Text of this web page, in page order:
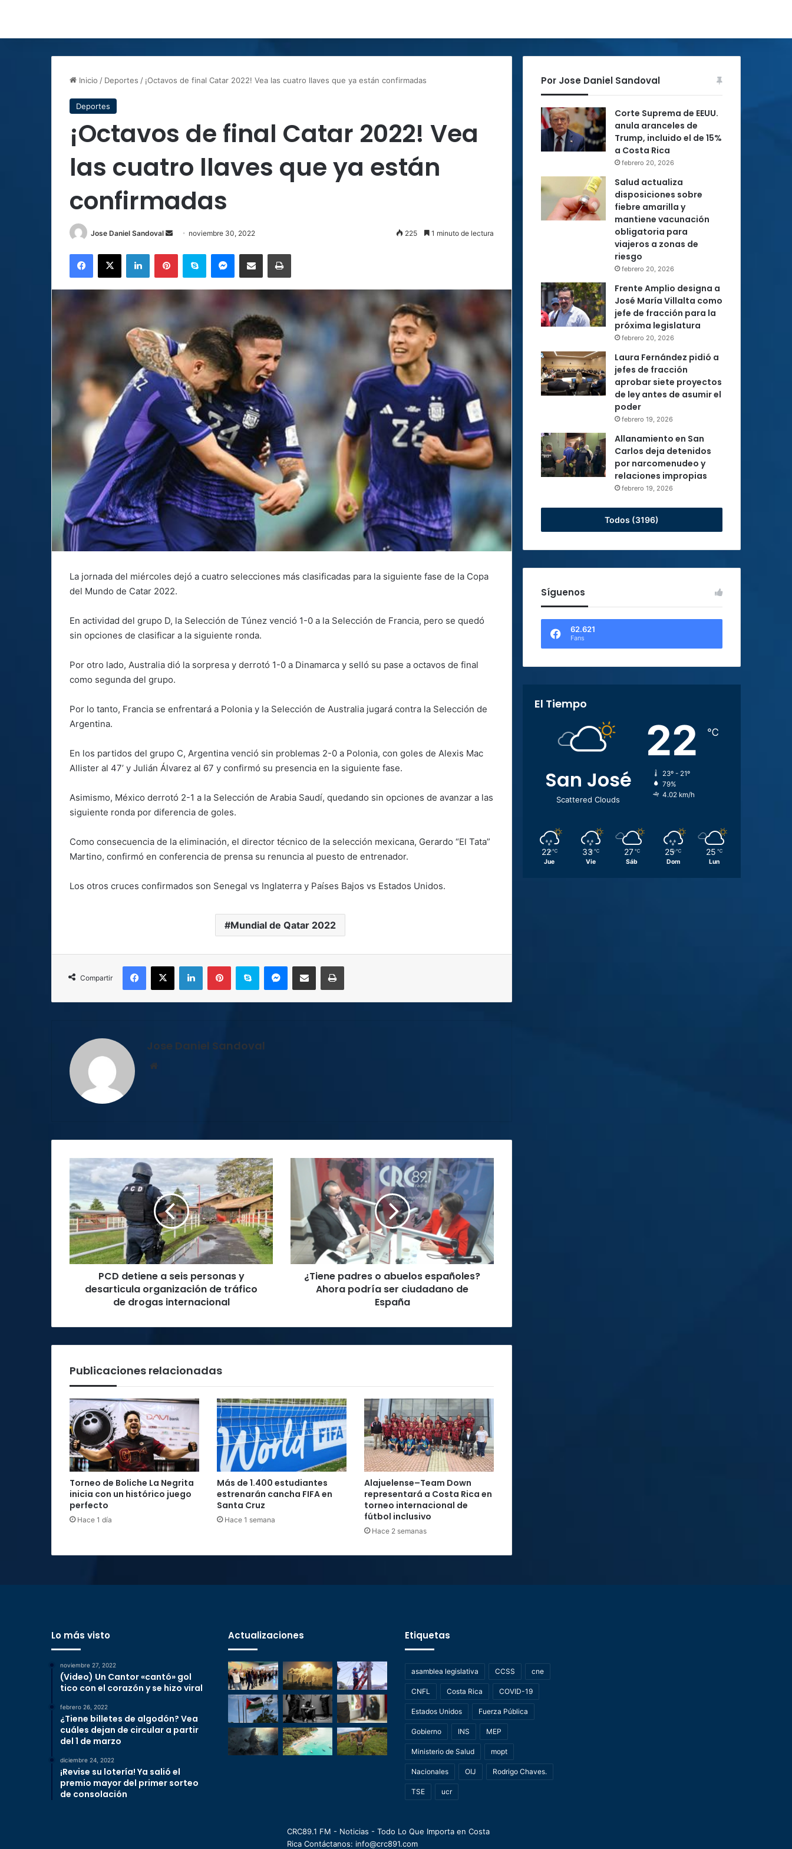
Inicio / Deportes / ¡Octavos de final Catar 2022! Vea las cuatro llaves que ya están confirmadas
Deportes
¡Octavos de final Catar 2022! Vea
las cuatro llaves que ya están
confirmadas
Jose Daniel Sandoval
Send noviembre 30, 2022 225 1 minuto de lectura
Facebook
X LinkedInPinterestSkype MessengerCompartir por correo electrónicoImprimir
La jornada del miércoles dejó a cuatro selecciones más clasificadas para la siguiente fase de la Copa
del Mundo de Catar 2022.
En actividad del grupo D, la Selección de Túnez venció 1-0 a la Selección de Francia, pero se quedó
sin opciones de clasificar a la siguiente ronda.
Por otro lado, Australia dió la sorpresa y derrotó 1-0 a Dinamarca y selló su pase a octavos de final
como segunda del grupo.
Por lo tanto, Francia se enfrentará a Polonia y la Selección de Australia jugará contra la Selección de
Argentina.
En los partidos del grupo C, Argentina venció sin problemas 2-0 a Polonia, con goles de Alexis Mac
Allister al 47’ y Julián Álvarez al 67 y confirmó su presencia en la siguiente fase.
Asimismo, México derrotó 2-1 a la Selección de Arabia Saudí, quedando sin opciones de avanzar a las
siguiente ronda por diferencia de goles.
Como consecuencia de la eliminación, el director técnico de la selección mexicana, Gerardo “El Tata”
Martino, confirmó en conferencia de prensa su renuncia al puesto de entrenador.
Los otros cruces confirmados son Senegal vs Inglaterra y Países Bajos vs Estados Unidos.
Mundial de Qatar 2022
Compartir
Facebook
X LinkedInPinterestSkype MessengerCompartir por correo electrónicoImprimir
Jose Daniel Sandoval
PCD
detiene
a
seis
personas
y
desarticula
organización
de
PCD detiene a seis personas y
desarticula organización de tráfico
de drogas internacional
¿Tiene
padres
abuelos
españoles?
Ahora
podría
ser
ciudadano
¿Tiene padres o abuelos españoles?
Ahora podría ser ciudadano de
España
Publicaciones relacionadas
Torneo de Boliche La Negrita
inicia con un histórico juego
perfecto
Hace 1 día
Más de 1.400 estudiantes
estrenarán cancha FIFA en
Santa Cruz
Hace 1 semana
Alajuelense–Team Down
representará a Costa Rica en
torneo internacional de
fútbol inclusivo
Hace 2 semanas
Por Jose Daniel Sandoval
Corte Suprema de EEUU.
anula aranceles de
Trump, incluido el de 15%
a Costa Rica
febrero 20, 2026
Salud actualiza
disposiciones sobre
fiebre amarilla y
mantiene vacunación
obligatoria para
viajeros a zonas de
riesgo
febrero 20, 2026
Frente Amplio designa a
José María Villalta como
jefe de fracción para la
próxima legislatura
febrero 20, 2026
Laura Fernández pidió a
jefes de fracción
aprobar siete proyectos
de ley antes de asumir el
poder
febrero 19, 2026
Allanamiento en San
Carlos deja detenidos
por narcomenudeo y
relaciones impropias
febrero 19, 2026
Todos (3196)
Síguenos
62.621
Fans
El Tiempo
San José
Scattered Clouds
22 ℃
23º - 21º
79%
4.02 km/h
22 ℃
Jue
33 ℃
Vie
27 ℃
Sáb
25 ℃
Dom
25 ℃
Lun
Lo más visto
noviembre 27, 2022
(Video) Un Cantor «cantó» gol
tico con el corazón y se hizo viral
febrero 26, 2022
¿Tiene billetes de algodón? Vea
cuáles dejan de circular a partir
del 1 de marzo
diciembre 24, 2022
¡Revise su lotería! Ya salió el
premio mayor del primer sorteo
de consolación
Actualizaciones Etiquetas
asamblea legislativa CCSS cne
CNFL Costa Rica COVID-19
Estados Unidos Fuerza Pública
Gobierno INS MEP
Ministerio de Salud mopt
Nacionales OIJ Rodrigo Chaves.
TSE ucr
CRC89.1 FM - Noticias - Todo Lo Que Importa en Costa
Rica Contáctanos: info@crc891.com